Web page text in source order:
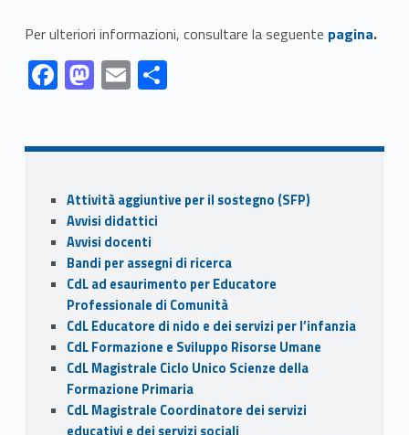
Per ulteriori informazioni, consultare la seguente pagina.
Link identifier #identifier__179143-1
F
ac
b
o
o
k
Link identifier #identifier__42498-2 M
as
d
o
n
Link identifier #identifier__135150-3 E
m
l
Link identifier #identifier__115536-4 C
o
di
vi
di
Sidebar
Attività aggiuntive per il sostegno (SFP)
Avvisi didattici
Avvisi docenti
Bandi per assegni di ricerca
CdL ad esaurimento per Educatore
Professionale di Comunità
CdL Educatore di nido e dei servizi per l’infanzia
CdL Formazione e Sviluppo Risorse Umane
CdL Magistrale Ciclo Unico Scienze della
Formazione Primaria
CdL Magistrale Coordinatore dei servizi